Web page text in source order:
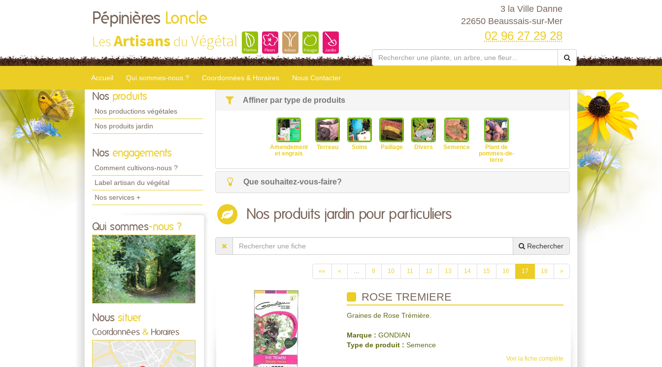
Pépinières Loncle
LesArtisans du Végétal
3 la Ville Danne
22650 Beaussais-sur-Mer
02 96 27 29 28
Accueil Qui sommes-nous ? Coordonnées & Horaires Nous Contacter
Nos produits
Nos productions végétales
Nos produits jardin
Nos engagements
Comment cultivons-nous ?
Label artisan du végétal
Nos services +
Qui sommes-nous ?
Nous situer
Coordonnées & Horaires
Affiner par type de produits
Amendement
et engrais
Terreau Soins Paillage Divers Semence
Plant de
pommes-de-
terre
Que souhaitez-vous-faire?
Nos produits jardin pour particuliers
Rechercher
«« « … 9 10 11 12 13 14 15 16 17 18 »
ROSE TREMIERE
Graines de Rose Trémière.
Marque : GONDIAN
Type de produit : Semence
Voir la fiche complète